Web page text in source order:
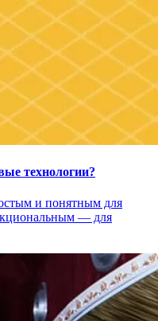
технологии?
и понятным для
— для